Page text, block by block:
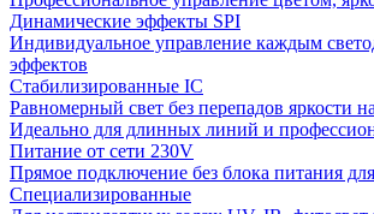
Динамические эффекты SPI
Индивидуальное управление каждым
эффектов
Стабилизированные IC
Равномерный свет без перепадов яркости
Идеально для длинных линий и
Питание от сети 230V
Прямое подключение без блока питания
Специализированные